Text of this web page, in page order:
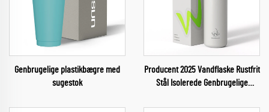
Genbrugelige plastikbægre med
sugestok
Producent 2025 Vandflaske Rustfrit
Stål Isolerede Genbrugelige